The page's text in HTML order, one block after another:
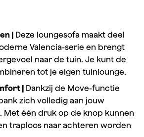
| Deze loungesofa maakt deel
Valencia-serie en brengt
naar de tuin. Je kunt de
tot je eigen tuinlounge.
| Dankzij de Move-functie
zich volledig aan jouw
Met één druk op de knop kunnen
traploos naar achteren worden